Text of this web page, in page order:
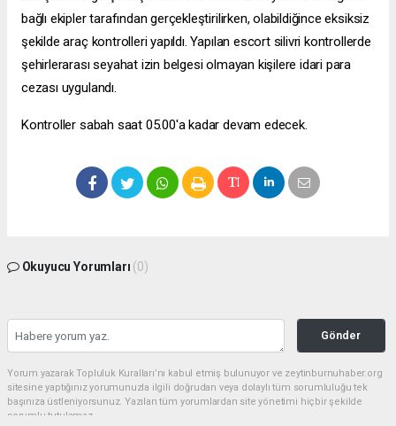
bağlı ekipler tarafından gerçekleştirilirken, olabildiğince eksiksiz
şekilde araç kontrolleri yapıldı. Yapılan escort silivri kontrollerde
şehirlerarası seyahat izin belgesi olmayan kişilere idari para
cezası uygulandı.
Kontroller sabah saat 05.00'a kadar devam edecek.
Okuyucu Yorumları (0)
Gönder
Yorum yazarak Topluluk Kuralları’nı kabul etmiş bulunuyor ve zeytinburnuhaber.org
sitesine yaptığınız yorumunuzla ilgili doğrudan veya dolaylı tüm sorumluluğu tek
başınıza üstleniyorsunuz. Yazılan tüm yorumlardan site yönetimi hiçbir şekilde
sorumlu tutulamaz.